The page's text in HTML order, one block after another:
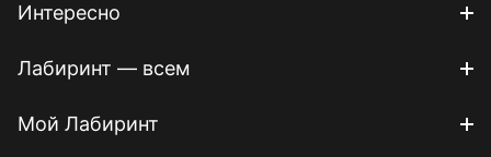
Интересно
Лабиринт — всем
Мой Лабиринт